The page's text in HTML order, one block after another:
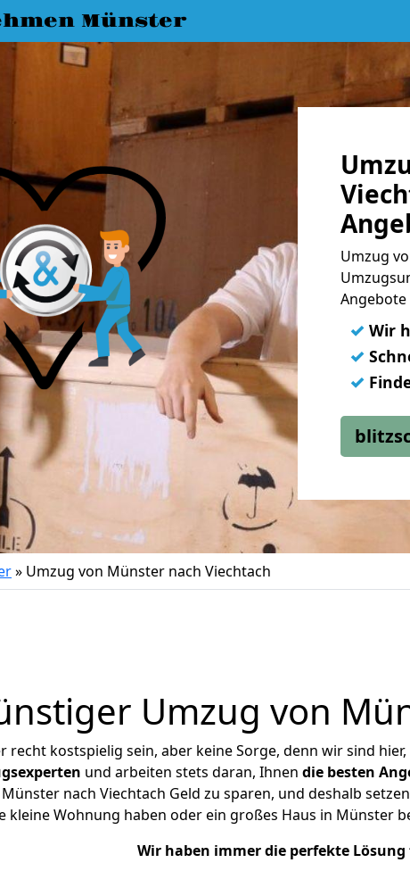
Münster
Umzug
Angebote
✓ Wir
✓
✓
» Umzug von Münster nach Viechtach
Umzug von
kostspielig sein, aber keine Sorge, denn wir sind
und arbeiten stets daran, Ihnen die besten
nach Viechtach Geld zu sparen, und deshalb
kleine Wohnung haben oder ein großes Haus in Münster
Wir haben immer die perfekte Lösung